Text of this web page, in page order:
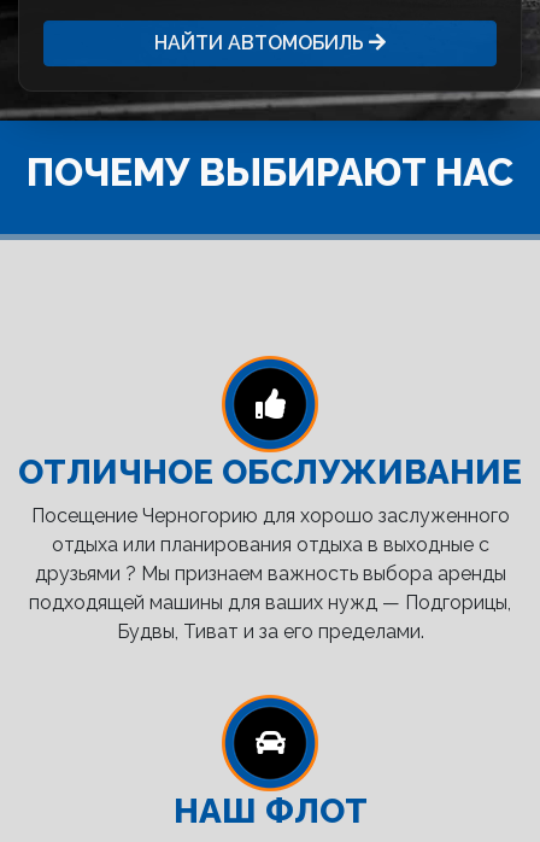
НАЙТИ АВТОМОБИЛЬ
ПОЧЕМУ ВЫБИРАЮТ НАС
ОТЛИЧНОЕ ОБСЛУЖИВАНИЕ
Посещение Черногорию для хорошо заслуженного
отдыха или планирования отдыха в выходные с
друзьями ? Мы признаем важность выбора аренды
подходящей машины для ваших нужд — Подгорицы,
Будвы, Тиват и за его пределами.
НАШ ФЛОТ